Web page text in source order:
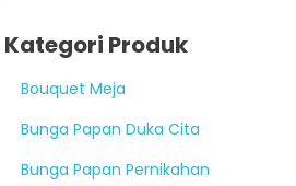
Kategori Produk
Bouquet Meja
Bunga Papan Duka Cita
Bunga Papan Pernikahan